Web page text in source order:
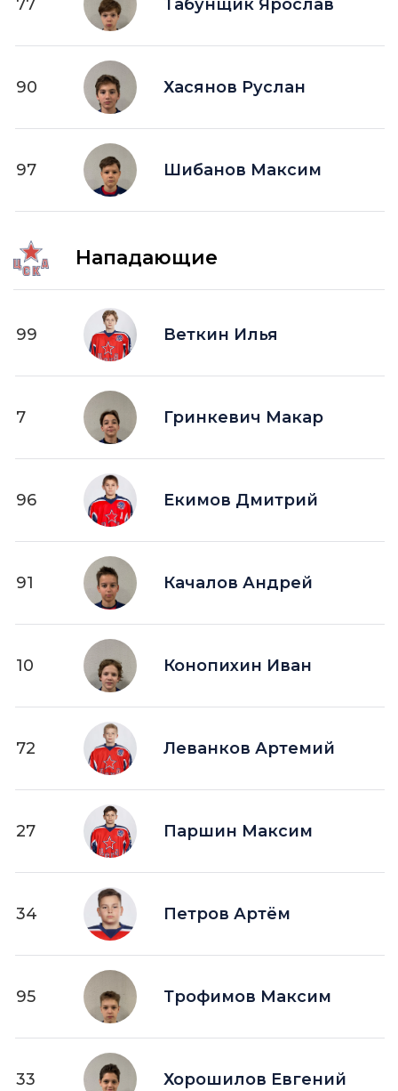
77 Табунщик Ярослав
90 Хасянов Руслан
97 Шибанов Максим
Нападающие
99 Веткин Илья
7 Гринкевич Макар
96 Екимов Дмитрий
91 Качалов Андрей
10 Конопихин Иван
72 Леванков Артемий
27 Паршин Максим
34 Петров Артём
95 Трофимов Максим
33 Хорошилов Евгений